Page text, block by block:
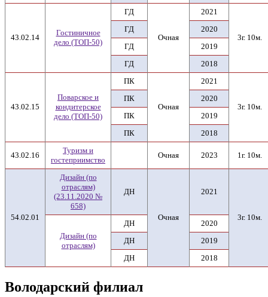
43.02.14
Гостиничное
дело (ТОП-50)
ГД
Очная
2021
3г. 10м.
ГД
2020
ГД
2019
ГД
2018
43.02.15
Поварское и
кондитерское
дело (ТОП-50)
ПК
Очная
2021
3г. 10м.
ПК
2020
ПК
2019
ПК
2018
43.02.16
Туризм и
гостеприимство
Очная 2023 1г. 10м.
54.02.01
Дизайн (по
отраслям)
(23.11.2020 №
658)
ДН
Очная
2021
3г. 10м.
Дизайн (по
отраслям)
ДН
2020
ДН
2019
ДН
2018
Володарский филиал